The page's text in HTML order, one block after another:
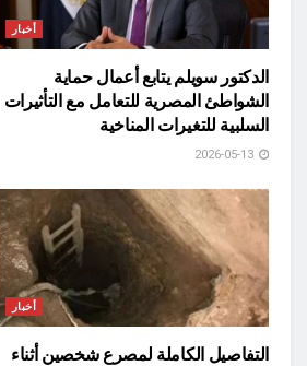
أخبار
الدكتور سويلم يتابع أعمال حماية
الشواطئ المصرية للتعامل مع التأثيرات
السلبية للتغيرات المناخية
أخبار
التفاصيل الكاملة لمصرع شخصين أثناء